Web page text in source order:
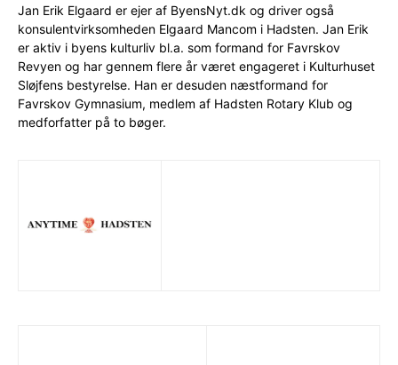
Jan Erik Elgaard er ejer af ByensNyt.dk og driver også
konsulentvirksomheden Elgaard Mancom i Hadsten. Jan Erik
er aktiv i byens kulturliv bl.a. som formand for Favrskov
Revyen og har gennem flere år været engageret i Kulturhuset
Sløjfens bestyrelse. Han er desuden næstformand for
Favrskov Gymnasium, medlem af Hadsten Rotary Klub og
medforfatter på to bøger.